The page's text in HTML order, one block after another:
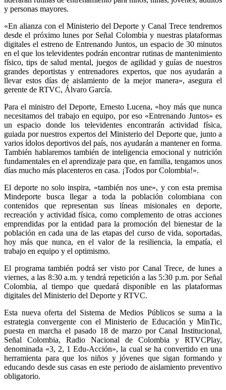
y personas mayores.
«En alianza con el Ministerio del Deporte y Canal Trece tendremos
desde el próximo lunes por Señal Colombia y nuestras plataformas
digitales el estreno de Entrenando Juntos, un espacio de 30 minutos
en el que los televidentes podrán encontrar rutinas de mantenimiento
físico, tips de salud mental, juegos de agilidad y guías de nuestros
grandes deportistas y entrenadores expertos, que nos ayudarán a
llevar estos días de aislamiento de la mejor manera», asegura el
gerente de RTVC, Álvaro García.
Para el ministro del Deporte, Ernesto Lucena, «hoy más que nunca
necesitamos del trabajo en equipo, por eso «Entrenando Juntos» es
un espacio donde los televidentes encontrarán actividad física,
guiada por nuestros expertos del Ministerio del Deporte que, junto a
varios ídolos deportivos del país, nos ayudarán a mantener en forma.
También hablaremos también de inteligencia emocional y nutrición
fundamentales en el aprendizaje para que, en familia, tengamos unos
días mucho más placenteros en casa. ¡Todos por Colombia!».
El deporte no solo inspira, «también nos une», y con esta premisa
Mindeporte busca llegar a toda la población colombiana con
contenidos que representan sus líneas misionales en deporte,
recreación y actividad física, como complemento de otras acciones
emprendidas por la entidad para la promoción del bienestar de la
población en cada una de las etapas del curso de vida, soportadas,
hoy más que nunca, en el valor de la resiliencia, la empatía, el
trabajo en equipo y el optimismo.
El programa también podrá ser visto por Canal Trece, de lunes a
viernes, a las 8:30 a.m. y tendrá repetición a las 5:30 p.m. por Señal
Colombia, al tiempo que quedará disponible en las plataformas
digitales del Ministerio del Deporte y RTVC.
Esta nueva oferta del Sistema de Medios Públicos se suma a la
estrategia convergente con el Ministerio de Educación y MinTic,
puesta en marcha el pasado 18 de marzo por Canal Institucional,
Señal Colombia, Radio Nacional de Colombia y RTVCPlay,
denominada «3, 2, 1 Edu-Acción», la cual se ha convertido en una
herramienta para que los niños y jóvenes que sigan formando y
educando desde sus casas en este periodo de aislamiento preventivo
obligatorio.